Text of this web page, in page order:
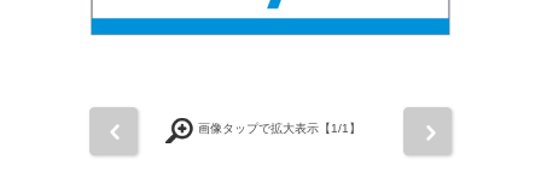
画像タップで拡大表示【1/1】